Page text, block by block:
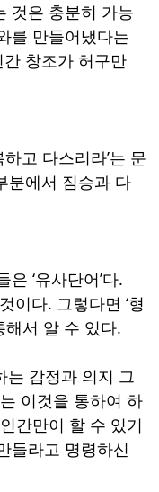
것은 충분히 가능
를 만들어냈다는
창조가 허구만
고 다스리라’는 문
분에서 짐승과 다
‘유사단어’다.
이다. 그렇다면 ‘형
해서 알 수 있다.
는 감정과 의지 그
이것을 통하여 하
간만이 할 수 있기
들라고 명령하신